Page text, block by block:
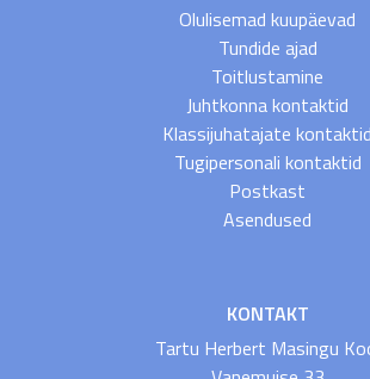
Olulisemad kuupäevad
Tundide ajad
Toitlustamine
Juhtkonna kontaktid
Klassijuhatajate kontaktid
Tugipersonali kontaktid
Postkast
Asendused
KONTAKT
Tartu Herbert Masingu